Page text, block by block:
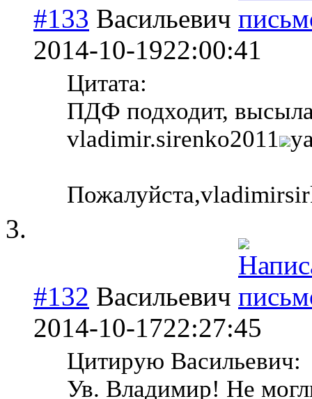
#133 Васильевич
2014-10-1922:00:41
Цитата:
ПДФ подходит,
vladimir.sirenko2011
#132 Васильевич
2014-10-1722:27:45
Цитирую Васильевич:
Ув. Владимир! Не